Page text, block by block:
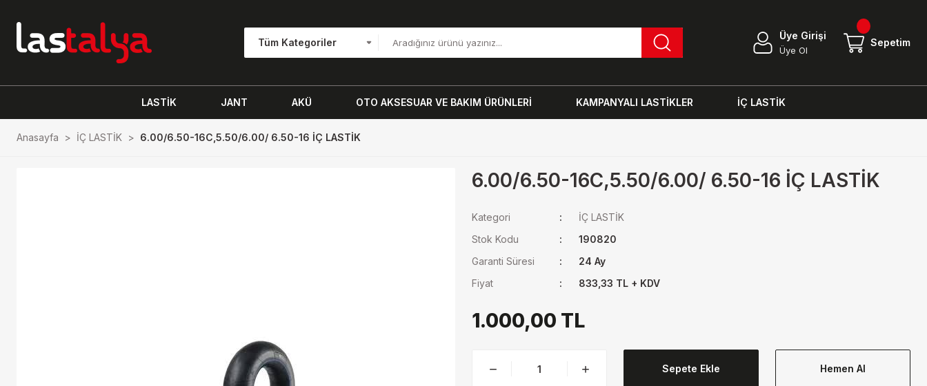
Tüm Kategoriler
Üye Girişi
Üye Ol
Sepetim
LASTİK JANT AKÜ OTO AKSESUAR VE BAKIM ÜRÜNLERİ KAMPANYALI LASTİKLER İÇ LASTİK
Anasayfa İÇ LASTİK 6.00/6.50-16C,5.50/6.00/ 6.50-16 İÇ LASTİK
6.00/6.50-16C,5.50/6.00/ 6.50-16 İÇ LASTİK
Kategori
İÇ LASTİK
Stok Kodu
190820
Garanti Süresi
24 Ay
Fiyat
833,33 TL + KDV
1.000,00 TL
Sepete Ekle Hemen Al